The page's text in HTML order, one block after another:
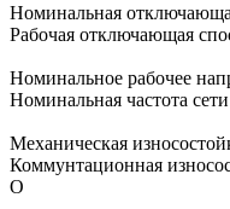
Номинальная
Рабочая отключающая
Номинальное рабочее
Номинальная частота
Механическая
Коммунтационная
О